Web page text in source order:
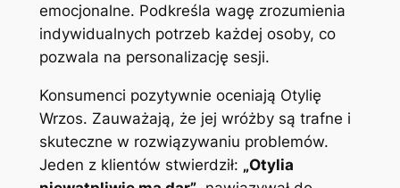
emocjonalne. Podkreśla wagę zrozumienia
indywidualnych potrzeb każdej osoby, co
pozwala na personalizację sesji.
Konsumenci pozytywnie oceniają Otylię
Wrzos. Zauważają, że jej wróżby są trafne i
skuteczne w rozwiązywaniu problemów.
Jeden z klientów stwierdził: „Otylia